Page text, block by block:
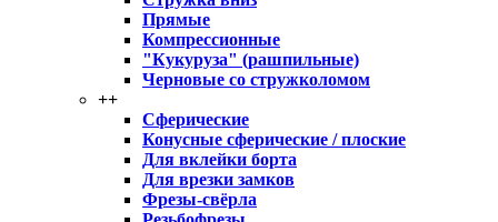
Прямые
Компрессионные
"Кукуруза" (рашпильные)
Черновые со стружколомом
++
Сферические
Конусные сферические / плоские
Для вклейки борта
Для врезки замков
Фрезы-свёрла